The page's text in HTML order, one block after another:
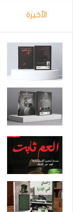
الأخيرة